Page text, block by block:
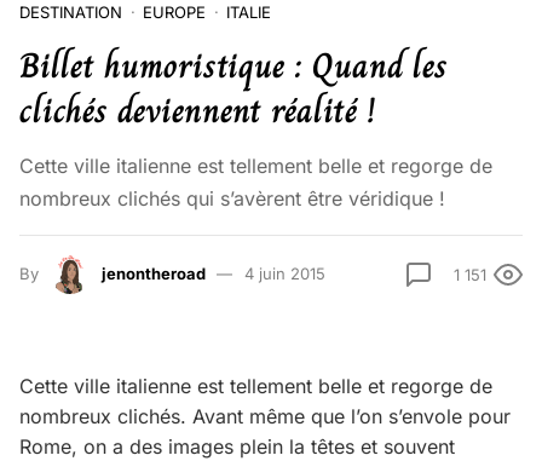
DESTINATION EUROPE ITALIE
Billet humoristique : Quand les
clichés deviennent réalité !
Cette ville italienne est tellement belle et regorge de
nombreux clichés qui s’avèrent être véridique !
By jenontheroad 4 juin 2015 1 151
Cette ville italienne est tellement belle et regorge de
nombreux clichés. Avant même que l’on s’envole pour
Rome, on a des images plein la têtes et souvent